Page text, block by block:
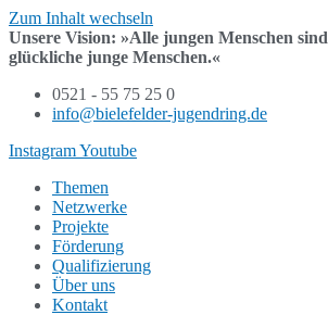
Zum Inhalt wechseln
Unsere Vision: »Alle jungen Menschen sind
glückliche junge Menschen.«
0521 - 55 75 25 0
info@bielefelder-jugendring.de
InstagramYoutube
Themen
Netzwerke
Projekte
Förderung
Qualifizierung
Über uns
Kontakt